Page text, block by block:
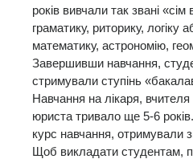
років вивчали так звані
граматику, риторику, логіку
математику, астрономію,
Завершивши навчання,
стримували ступінь
Навчання на лікаря,
юриста тривало ще 5-6
курс навчання, отримували
Щоб викладати студентам,